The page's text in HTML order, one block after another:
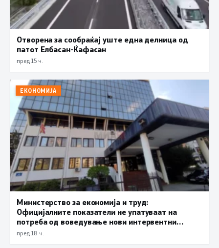
Отворена за сообраќај уште една делница од
патот Елбасан-Ќафасан
пред 15 ч.
ЕКОНОМИЈА
Министерство за економија и труд:
Официјалните показатели не упатуваат на
потреба од воведување нови интервентни
мерки, ценовните движења се стабилни
пред 18 ч.